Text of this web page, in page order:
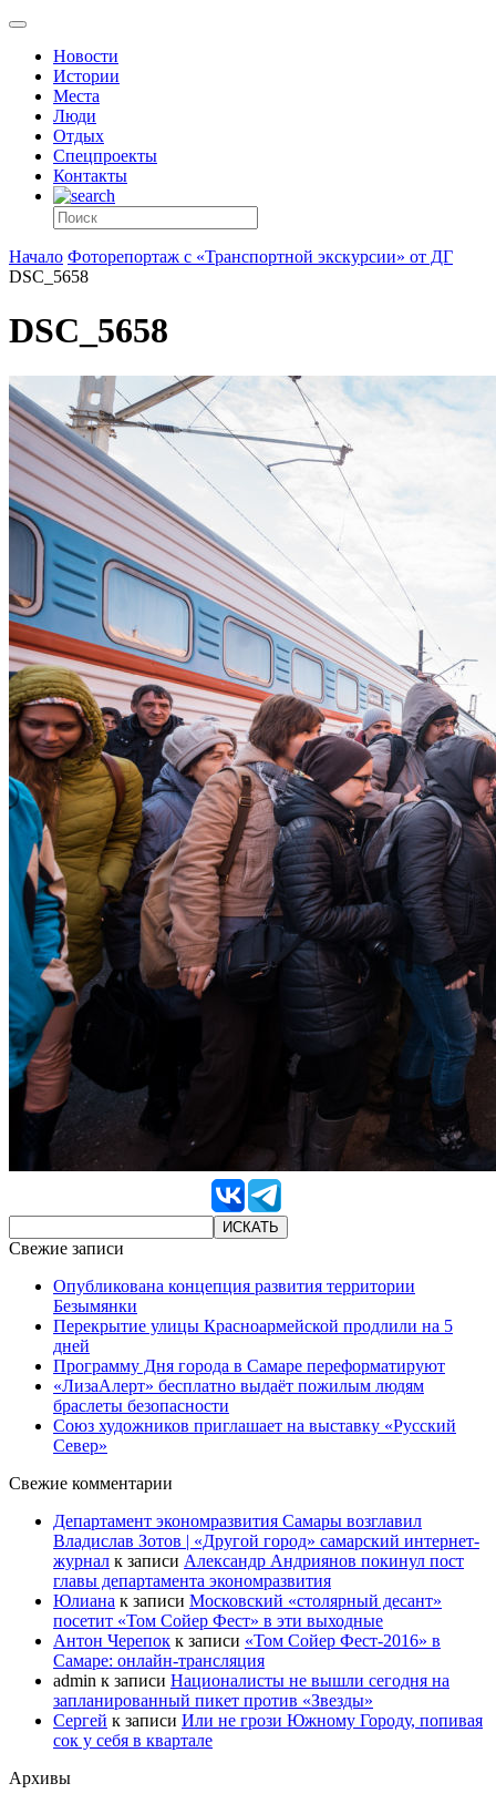
Новости
Истории
Места
Люди
Отдых
Спецпроекты
Контакты
Начало Фоторепортаж с «Транспортной экскурсии» от ДГ
DSC_5658
DSC_5658
Свежие записи
Опубликована концепция развития территории
Безымянки
Перекрытие улицы Красноармейской продлили на 5
дней
Программу Дня города в Самаре переформатируют
«ЛизаАлерт» бесплатно выдаёт пожилым людям
браслеты безопасности
Союз художников приглашает на выставку «Русский
Север»
Свежие комментарии
Департамент экономразвития Самары возглавил
Владислав Зотов | «Другой город» самарский интернет-
журнал к записи Александр Андриянов покинул пост
главы департамента экономразвития
Юлиана к записи Московский «столярный десант»
посетит «Том Сойер Фест» в эти выходные
Антон Черепок к записи «Том Сойер Фест-2016» в
Самаре: онлайн-трансляция
admin к записи Националисты не вышли сегодня на
запланированный пикет против «Звезды»
Сергей к записи Или не грози Южному Городу, попивая
сок у себя в квартале
Архивы